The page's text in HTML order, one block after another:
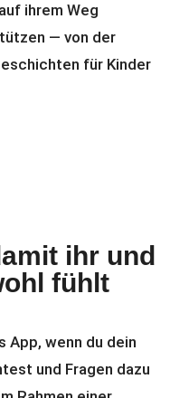
ihrem Weg
— von der
für Kinder
ihr und
fühlt
App, wenn du dein
und Fragen dazu